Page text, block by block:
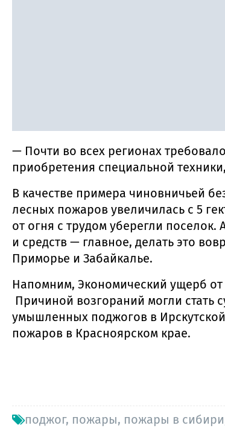
— Почти во всех регионах
приобретения специальной
В качестве примера чиновничьей
лесных пожаров увеличилась с 5
от огня с трудом уберегли
и средств — главное, делать это
Приморье и Забайкалье.
Напомним, Экономический ущерб от
Причиной возгораний могли стать
умышленных поджогов в
пожаров в Красноярском крае.
поджог, пожары, пожары в сибири